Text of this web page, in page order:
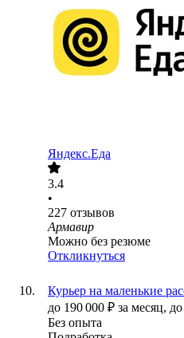
Яндекс.Еда
3.4
•
227 отзывов
Армавир
Можно без резюме
Откликнуться
Курьер на маленькие
до 190 000 ₽ за месяц,
Без опыта